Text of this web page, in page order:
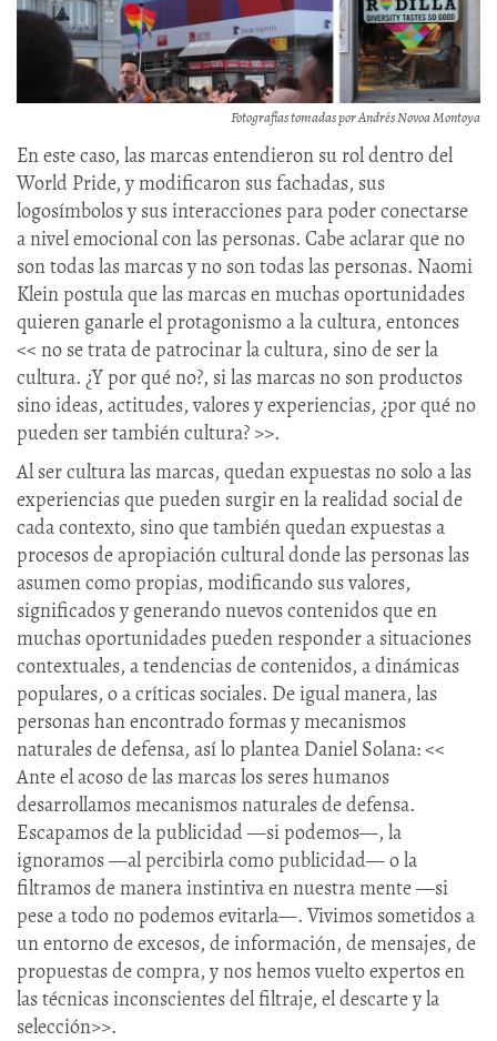
Fotografías tomadas por Andrés Novoa Montoya
En este caso, las marcas entendieron su rol dentro del
World Pride, y modificaron sus fachadas, sus
logosímbolos y sus interacciones para poder conectarse
a nivel emocional con las personas. Cabe aclarar que no
son todas las marcas y no son todas las personas. Naomi
Klein postula que las marcas en muchas oportunidades
quieren ganarle el protagonismo a la cultura, entonces
<< no se trata de patrocinar la cultura, sino de ser la
cultura. ¿Y por qué no?, si las marcas no son productos
sino ideas, actitudes, valores y experiencias, ¿por qué no
pueden ser también cultura? >>.
Al ser cultura las marcas, quedan expuestas no solo a las
experiencias que pueden surgir en la realidad social de
cada contexto, sino que también quedan expuestas a
procesos de apropiación cultural donde las personas las
asumen como propias, modificando sus valores,
significados y generando nuevos contenidos que en
muchas oportunidades pueden responder a situaciones
contextuales, a tendencias de contenidos, a dinámicas
populares, o a críticas sociales. De igual manera, las
personas han encontrado formas y mecanismos
naturales de defensa, así lo plantea Daniel Solana: <<
Ante el acoso de las marcas los seres humanos
desarrollamos mecanismos naturales de defensa.
Escapamos de la publicidad —si podemos—, la
ignoramos —al percibirla como publicidad— o la
filtramos de manera instintiva en nuestra mente —si
pese a todo no podemos evitarla—. Vivimos sometidos a
un entorno de excesos, de información, de mensajes, de
propuestas de compra, y nos hemos vuelto expertos en
las técnicas inconscientes del filtraje, el descarte y la
selección>>.